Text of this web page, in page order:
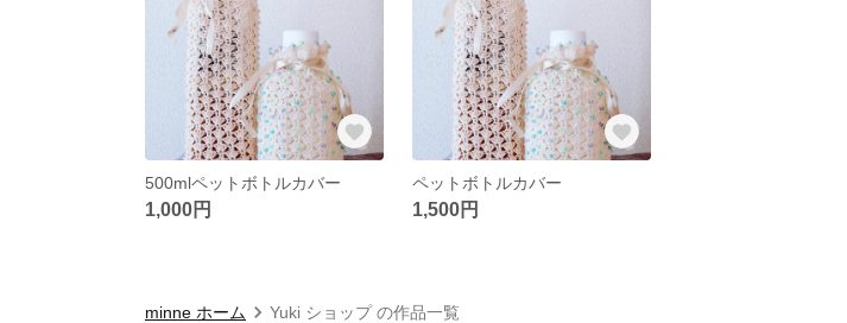
500mlペットボトルカバー
1,000円
ペットボトルカバー
1,500円
minne ホーム Yuki ショップ の作品一覧